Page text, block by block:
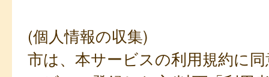
(個人情報の収集)
市は、本サービスの利用規約に